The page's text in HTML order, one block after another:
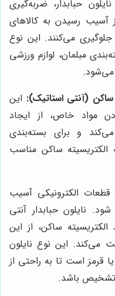
حبابدار، ضربه‌گیری
آسیب رسیدن به کالاهای
می‌کنند. این نوع
مبلمان، لوازم ورزشی
می‌شود.
ساکن (آنتی استاتیک): این
مواد خاص، از ایجاد
و برای بسته‌بندی
ساکن مناسب
قطعات الکترونیکی آسیب
نایلون حبابدار آنتی
الکتریسیته ساکن، از این
می‌کند. این نوع نایلون
قرمز است تا به راحتی از
تشخیص باشد.